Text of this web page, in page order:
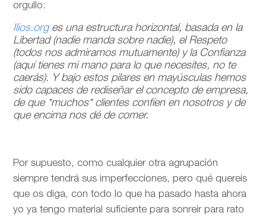
orgullo:
Ilios.orges una estructura horizontal, basada en la
Libertad (nadie manda sobre nadie), el Respeto
(todos nos admiramos mutuamente) y la Confianza
(aquí tienes mi mano para lo que necesites, no te
caerás). Y bajo estos pilares en mayúsculas hemos
sido capaces de rediseñar el concepto de empresa,
de que *muchos* clientes confíen en nosotros y de
que encima nos dé de comer.
Por supuesto, como cualquier otra agrupación
siempre tendrá sus imperfecciones, pero qué quereis
que os diga, con todo lo que ha pasado hasta ahora
yo ya tengo material suficiente para sonreir para rato